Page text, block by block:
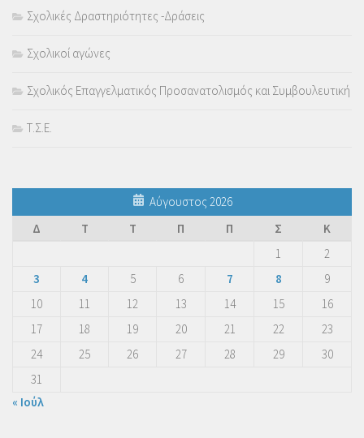
Σχολικές Δραστηριότητες -Δράσεις
Σχολικοί αγώνες
Σχολικός Επαγγελματικός Προσανατολισμός και Συμβουλευτική
Τ.Σ.Ε.
Αύγουστος 2026
Δ
Τ Τ Π Π Σ
Κ
1
2
3
4 5 6 7 8
9
10
11 12 13 14 15
16
17
18 19 20 21 22
23
24
25 26 27 28 29
30
31
« Ιούλ